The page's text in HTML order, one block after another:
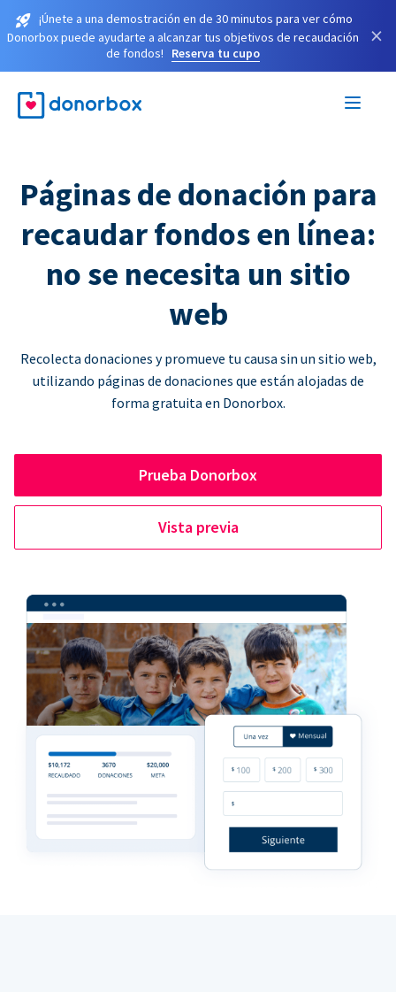
¡Únete a una demostración en de 30 minutos para ver cómo
Donorbox puede ayudarte a alcanzar tus objetivos de recaudación
de fondos!
Reserva tu cupo
×
Páginas de donación para
recaudar fondos en línea:
no se necesita un sitio
web
Recolecta donaciones y promueve tu causa sin un sitio web,
utilizando páginas de donaciones que están alojadas de
forma gratuita en Donorbox.
Prueba Donorbox
Vista previa